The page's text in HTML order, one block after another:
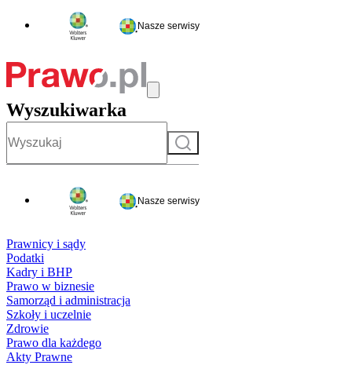
Nasze serwisy
Wyszukiwarka
Szukaj
Nasze serwisy
Prawnicy i sądy
Podatki
Kadry i BHP
Prawo w biznesie
Samorząd i administracja
Szkoły i uczelnie
Zdrowie
Prawo dla każdego
Akty Prawne